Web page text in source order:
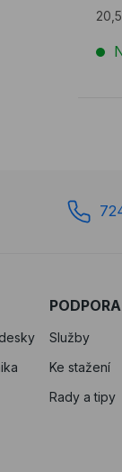
PODPORA
Služby
Ke stažení
Rady a tipy